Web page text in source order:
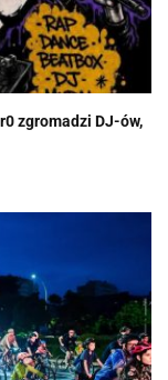
zgromadzi DJ-ów,